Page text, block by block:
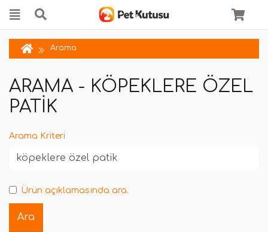
Arama
ARAMA - KÖPEKLERE ÖZEL
PATIK
Arama Kriteri
Ürün açıklamasında ara.